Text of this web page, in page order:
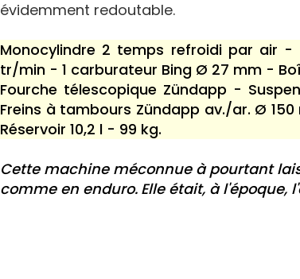
évidemment redoutable.
Monocylindre 2 temps refroidi par air
tr/min - 1 carburateur Bing Ø 27 mm -
Fourche télescopique Zündapp -
Freins à tambours Zündapp av./ar. Ø 150
Réservoir 10,2 l - 99 kg.
Cette machine méconnue à pourtant
comme en enduro. Elle était, à l'époque,